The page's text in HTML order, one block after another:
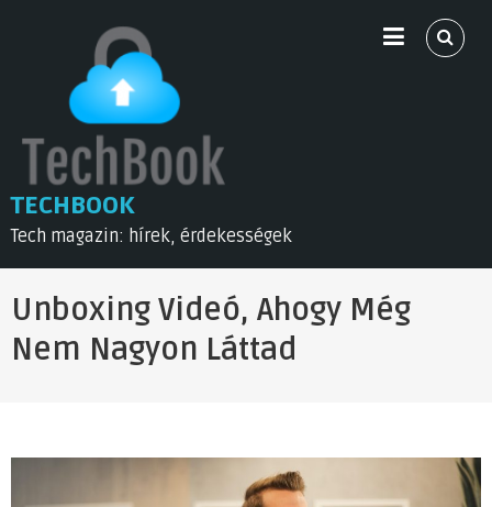
TECHBOOK
Tech magazin: hírek, érdekességek
Unboxing Videó, Ahogy Még
Nem Nagyon Láttad